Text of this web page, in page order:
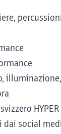
dai social